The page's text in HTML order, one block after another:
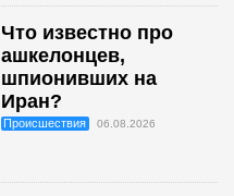
Что известно про
ашкелонцев,
шпионивших на
Иран?
Происшествия 06.08.2026